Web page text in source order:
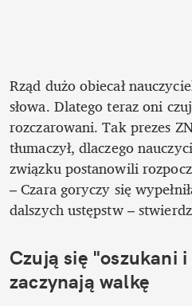
Rząd dużo obiecał
słowa. Dlatego teraz oni
rozczarowani. Tak prezes
tłumaczył, dlaczego
związku postanowili
– Czara goryczy się
dalszych ustępstw –
Czują się "oszukani
zaczynają walkę